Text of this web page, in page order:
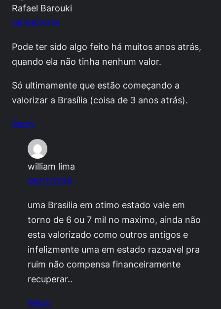
Rafael Barouki
06/08/2016
Pode ter sido algo feito há muitos anos atrás,
quando ela não tinha nenhum valor.
Só ultimamente que estão começando a
valorizar a Brasília (coisa de 3 anos atrás).
Reply
william lima
06/11/2016
uma Brasilia em otimo estado vale em
torno de 6 ou 7 mil no maximo, ainda não
esta valorizado como outros antigos e
infelizmente uma em estado razoavel pra
ruim não compensa financeiramente
recuperar..
Reply